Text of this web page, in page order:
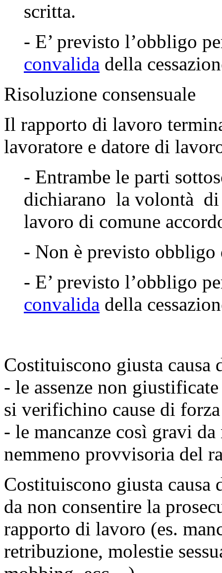
scritta.
- E’ previsto l’obbligo
convalida della
Risoluzione consensuale
Il rapporto di lavoro
lavoratore e datore di
- Entrambe le parti
dichiarano la volontà
lavoro di comune
- Non è previsto obbligo
- E’ previsto l’obbligo
convalida della
Costituiscono giusta
- le assenze non
si verifichino cause di
- le mancanze così gravi
nemmeno provvisoria del
Costituiscono giusta
da non consentire la
rapporto di lavoro (es.
retribuzione, molestie